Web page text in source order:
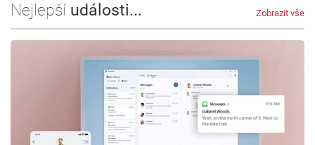
Nejlepší události... Zobrazit vše